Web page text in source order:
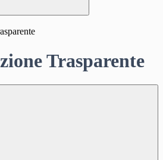
Trasparente